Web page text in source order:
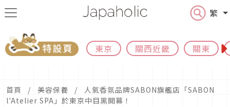
繁
東京 關西近畿 關東
首頁 美容保養
人氣香氛品牌SABON旗艦店「SABON
l'Atelier SPA」於東京中目黑開幕！